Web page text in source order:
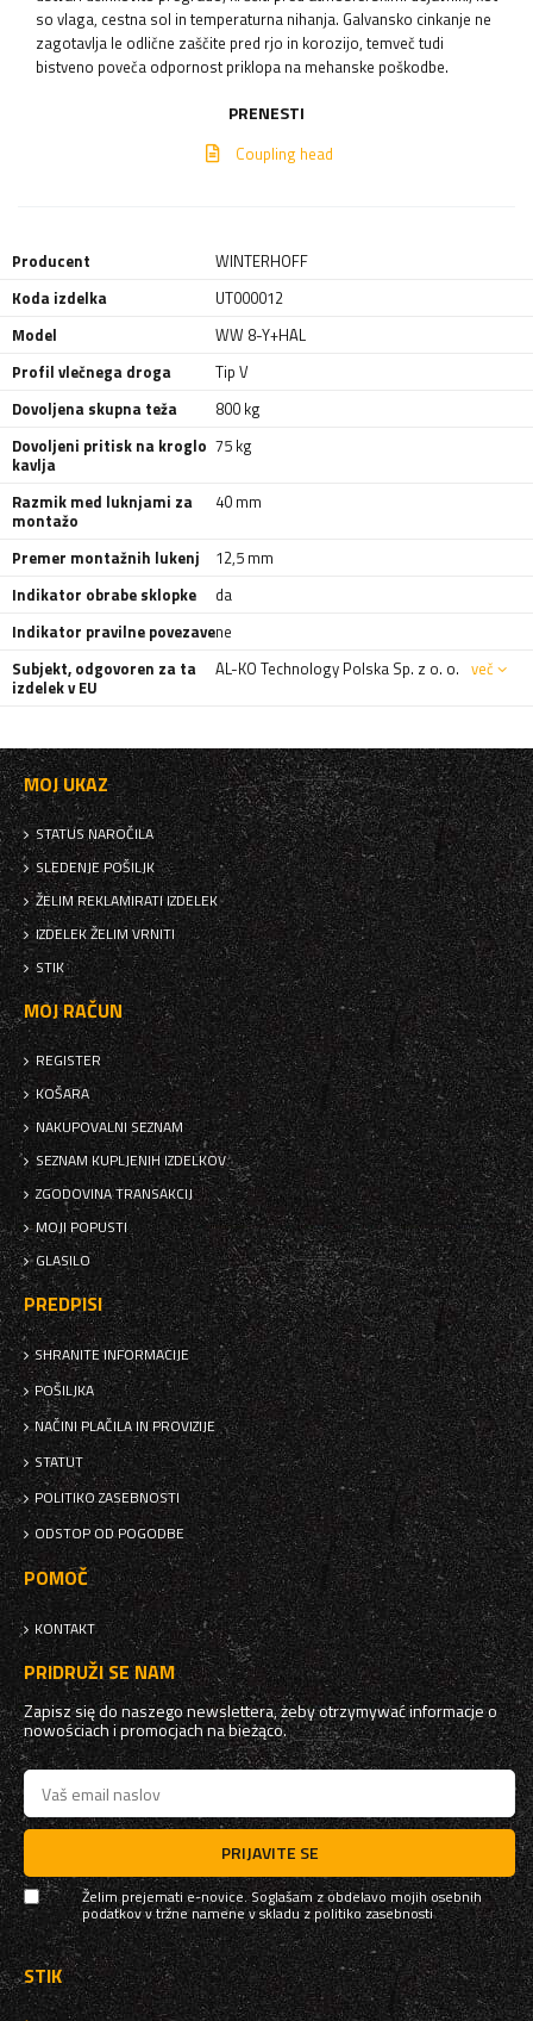
so vlaga, cestna sol in temperaturna nihanja. Galvansko cinkanje ne
zagotavlja le odlične zaščite pred rjo in korozijo, temveč tudi
bistveno poveča odpornost priklopa na mehanske poškodbe.
PRENESTI
Coupling head
Producent
WINTERHOFF
Koda izdelka
UT000012
Model
WW 8-Y+HAL
Profil vlečnega droga
Tip V
Dovoljena skupna teža
800 kg
Dovoljeni pritisk na kroglo
kavlja
75 kg
Razmik med luknjami za
montažo
40 mm
Premer montažnih lukenj
12,5 mm
Indikator obrabe sklopke
da
Indikator pravilne povezavene
Subjekt, odgovoren za ta
izdelek v EU
AL-KO Technology Polska Sp. z o. o. več
MOJ UKAZ
STATUS NAROČILA
SLEDENJE POŠILJK
ŽELIM REKLAMIRATI IZDELEK
IZDELEK ŽELIM VRNITI
STIK
MOJ RAČUN
REGISTER
KOŠARA
NAKUPOVALNI SEZNAM
SEZNAM KUPLJENIH IZDELKOV
ZGODOVINA TRANSAKCIJ
MOJI POPUSTI
GLASILO
PREDPISI
SHRANITE INFORMACIJE
POŠILJKA
NAČINI PLAČILA IN PROVIZIJE
STATUT
POLITIKO ZASEBNOSTI
ODSTOP OD POGODBE
POMOČ
KONTAKT
PRIDRUŽI SE NAM
Zapisz się do naszego newslettera, żeby otrzymywać informacje o
nowościach i promocjach na bieżąco.
PRIJAVITE SE
Želim prejemati e-novice. Soglašam z obdelavo mojih osebnih
podatkov v tržne namene v skladu zpolitiko zasebnosti
STIK